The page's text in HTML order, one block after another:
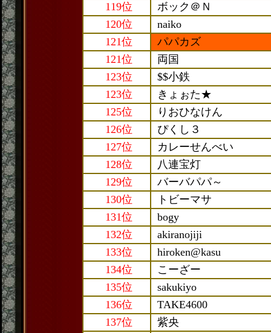
119位
ボック＠Ｎ
120位
naiko
121位
パパカズ
121位
両国
123位
$$小鉄
123位
きょぉた★
125位
りおひなけん
126位
ぴくし３
127位
カレーせんべい
128位
八連宝灯
129位
バーバパパ～
130位
トビーマサ
131位
bogy
132位
akiranojiji
133位
hiroken@kasu
134位
こーざー
135位
sakukiyo
136位
TAKE4600
137位
紫央